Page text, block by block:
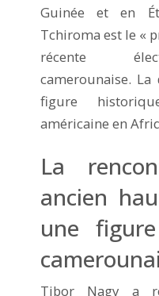
Guinée et en
Tchiroma est le «
récente
camerounaise. La
figure
américaine en
La
ancien
une
Tibor Nagy a